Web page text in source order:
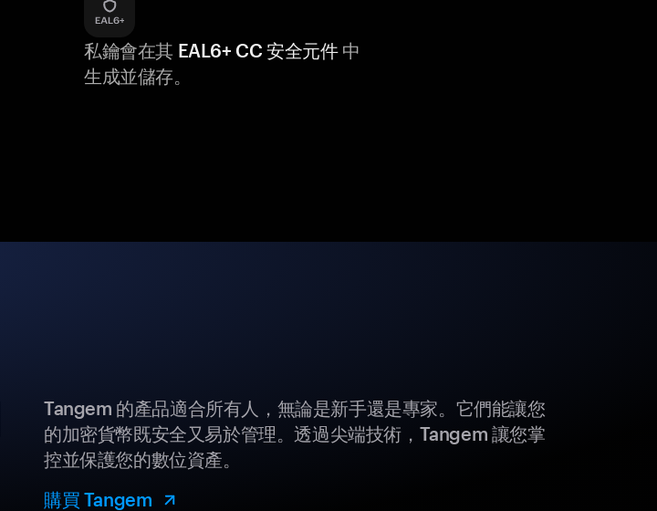
私鑰會在其 EAL6+ CC 安全元件中
生成並儲存。
Tangem 的產品適合所有人，無論是新手還是專家。它們能讓您
的加密貨幣既安全又易於管理。透過尖端技術，Tangem 讓您掌
控並保護您的數位資產。
購買 Tangem